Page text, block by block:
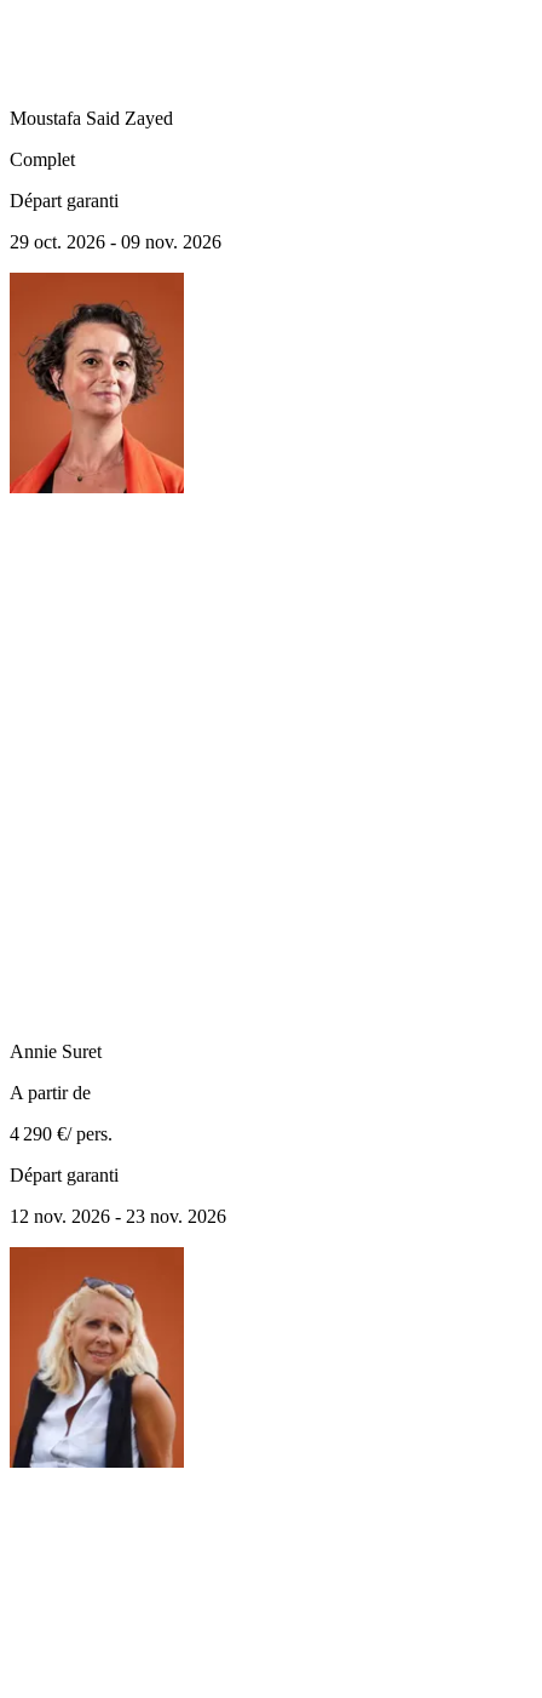
Moustafa Said Zayed
Complet
Départ garanti
29 oct. 2026 - 09 nov. 2026
Annie Suret
A partir de
4 290 €/ pers.
Départ garanti
12 nov. 2026 - 23 nov. 2026